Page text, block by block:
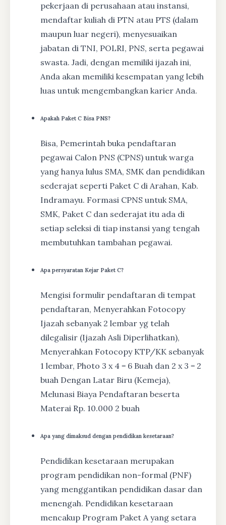
pekerjaan di perusahaan atau instansi,
mendaftar kuliah di PTN atau PTS (dalam
maupun luar negeri), menyesuaikan
jabatan di TNI, POLRI, PNS, serta pegawai
swasta. Jadi, dengan memiliki ijazah ini,
Anda akan memiliki kesempatan yang lebih
luas untuk mengembangkan karier Anda.
Apakah Paket C Bisa PNS?
Bisa, Pemerintah buka pendaftaran
pegawai Calon PNS (CPNS) untuk warga
yang hanya lulus SMA, SMK dan pendidikan
sederajat seperti Paket C di Arahan, Kab.
Indramayu. Formasi CPNS untuk SMA,
SMK, Paket C dan sederajat itu ada di
setiap seleksi di tiap instansi yang tengah
membutuhkan tambahan pegawai.
Apa persyaratan Kejar Paket C?
Mengisi formulir pendaftaran di tempat
pendaftaran, Menyerahkan Fotocopy
Ijazah sebanyak 2 lembar yg telah
dilegalisir (Ijazah Asli Diperlihatkan),
Menyerahkan Fotocopy KTP/KK sebanyak
1 lembar, Photo 3 x 4 = 6 Buah dan 2 x 3 = 2
buah Dengan Latar Biru (Kemeja),
Melunasi Biaya Pendaftaran beserta
Materai Rp. 10.000 2 buah
Apa yang dimaksud dengan pendidikan kesetaraan?
Pendidikan kesetaraan merupakan
program pendidikan non-formal (PNF)
yang menggantikan pendidikan dasar dan
menengah. Pendidikan kesetaraan
mencakup Program Paket A yang setara